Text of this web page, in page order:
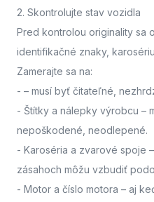
2. Skontrolujte stav vozidla
Pred kontrolou originality sa
identifikačné znaky,
Zamerajte sa na:
- – musí byť čitateľné,
- Štítky a nálepky výrobcu –
nepoškodené, neodlepené.
- Karoséria a zvarové spoje
zásahoch môžu vzbudiť
- Motor a číslo motora – aj